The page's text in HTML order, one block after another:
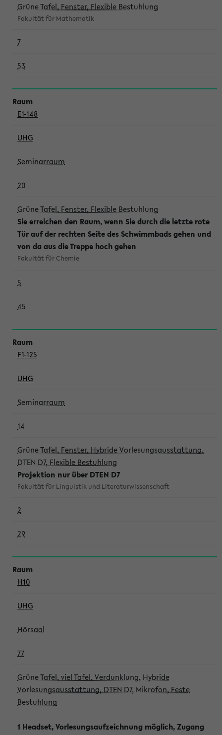
Grüne Tafel, Fenster, Flexible Bestuhlung
Fakultät für Mathematik
7
53
E1-148
UHG
Seminarraum
20
Grüne Tafel, Fenster, Flexible Bestuhlung
Sie erreichen den Raum, wenn Sie durch die letzte rote
Tür auf der rechten Seite des Schwimmbads gehen und
von da aus die Treppe hoch gehen
Fakultät für Chemie
5
45
F1-125
UHG
Seminarraum
14
Grüne Tafel, Fenster, Hybride Vorlesungsausstattung,
DTEN D7, Flexible Bestuhlung
Projektion nur über DTEN D7
Fakultät für Linguistik und Literaturwissenschaft
2
29
H10
UHG
Hörsaal
77
Grüne Tafel, viel Tafel, Verdunklung, Hybride
Vorlesungsausstattung, DTEN D7, Mikrofon, Feste
Bestuhlung
1 Headset, Vorlesungsaufzeichnung möglich, Zugang